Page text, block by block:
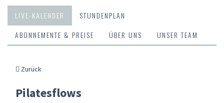
LIVE-KALENDER
STUNDENPLAN
ABONNEMENTE & PREISE
ÜBER UNS UNSER TEAM
Zurück
Pilatesflows